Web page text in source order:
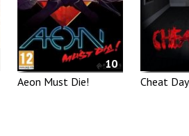
10
Aeon Must Die!
Cheat Day